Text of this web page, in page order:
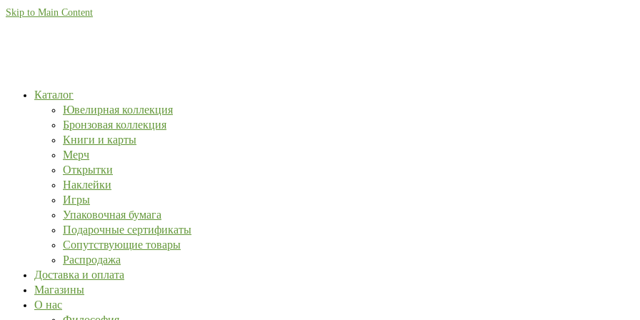
Skip to Main Content
Каталог
Ювелирная коллекция
Бронзовая коллекция
Книги и карты
Мерч
Открытки
Наклейки
Игры
Упаковочная бумага
Подарочные сертификаты
Сопутствующие товары
Распродажа
Доставка и оплата
Магазины
О нас